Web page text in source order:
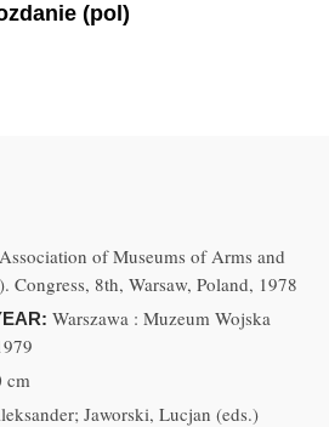
(pol)
of Museums of Arms and
8th, Warsaw, Poland, 1978
Warszawa : Muzeum Wojska
cm
Jaworski, Lucjan (eds.)